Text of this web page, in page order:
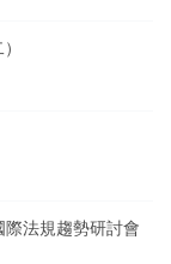
法規趨勢研討會